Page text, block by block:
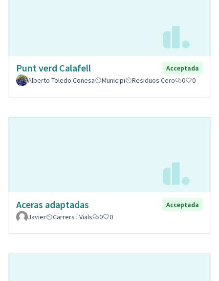
Punt verd Calafell
Acceptada
Alberto Toledo Conesa
Municipi Residuos Cero 0 0
Aceras adaptadas
Acceptada
Javier
Carrers i Vials 0 0